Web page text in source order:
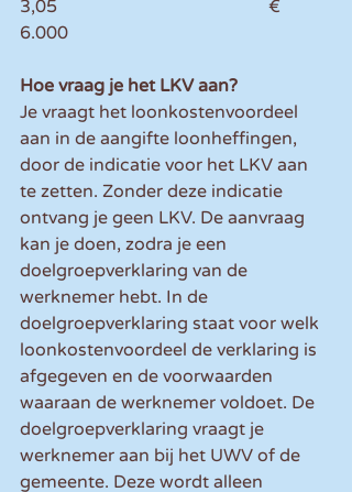
3,05                                                €
6.000
Hoe vraag je het LKV aan?
Je vraagt het loonkostenvoordeel
aan in de aangifte loonheffingen,
door de indicatie voor het LKV aan
te zetten. Zonder deze indicatie
ontvang je geen LKV. De aanvraag
kan je doen, zodra je een
doelgroepverklaring van de
werknemer hebt. In de
doelgroepverklaring staat voor welk
loonkostenvoordeel de verklaring is
afgegeven en de voorwaarden
waaraan de werknemer voldoet. De
doelgroepverklaring vraagt je
werknemer aan bij het UWV of de
gemeente. Deze wordt alleen